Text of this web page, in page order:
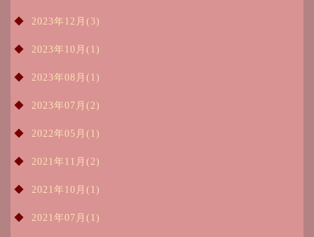
2023年12月(3)
2023年10月(1)
2023年08月(1)
2023年07月(2)
2022年05月(1)
2021年11月(2)
2021年10月(1)
2021年07月(1)